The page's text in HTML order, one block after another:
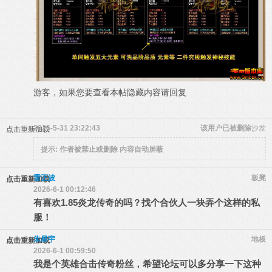
游客，如果您要查看本帖隐藏内容请回复
点击重新加载 沙发
该用户已被删除
2026-5-31 23:22:43
提示: 作者被禁止或删除 内容自动屏蔽
点击重新加载 板凳
雷正波
2026-6-1 00:12:46
有喜欢1.85炎龙传奇的吗？找个合伙人一块弄个这样的私
服！
点击重新加载 地板
朱星宇
2026-6-1 00:59:50
我是个英雄合击传奇粉丝，希望论坛可以多分享一下这种